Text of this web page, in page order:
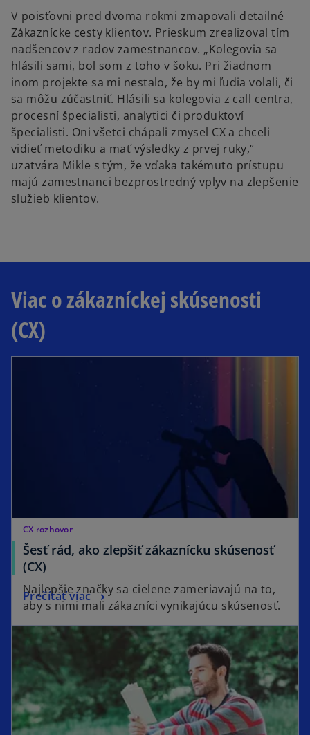
V poisťovni pred dvoma rokmi zmapovali detailné
Zákaznícke cesty klientov. Prieskum zrealizoval tím
nadšencov z radov zamestnancov. „Kolegovia sa
hlásili sami, bol som z toho v šoku. Pri žiadnom
inom projekte sa mi nestalo, že by mi ľudia volali, či
sa môžu zúčastniť. Hlásili sa kolegovia z call centra,
procesní špecialisti, analytici či produktoví
špecialisti. Oni všetci chápali zmysel CX a chceli
vidieť metodiku a mať výsledky z prvej ruky,“
uzatvára Mikle s tým, že vďaka takémuto prístupu
majú zamestnanci bezprostredný vplyv na zlepšenie
služieb klientov.
Viac o zákazníckej skúsenosti
(CX)
CX rozhovor
Šesť rád, ako zlepšiť zákaznícku skúsenosť
(CX)
Najlepšie značky sa cielene zameriavajú na to,
aby s nimi mali zákazníci vynikajúcu skúsenosť.
Prečítať viac